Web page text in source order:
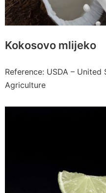
Kokosovo mlijeko
Reference: USDA –
Agriculture